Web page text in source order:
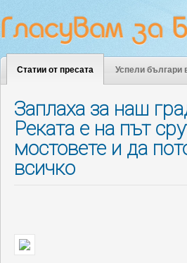
Статии от пресата Успели българи
Заплаха за наш
Реката е на път
мостовете и да
всичко